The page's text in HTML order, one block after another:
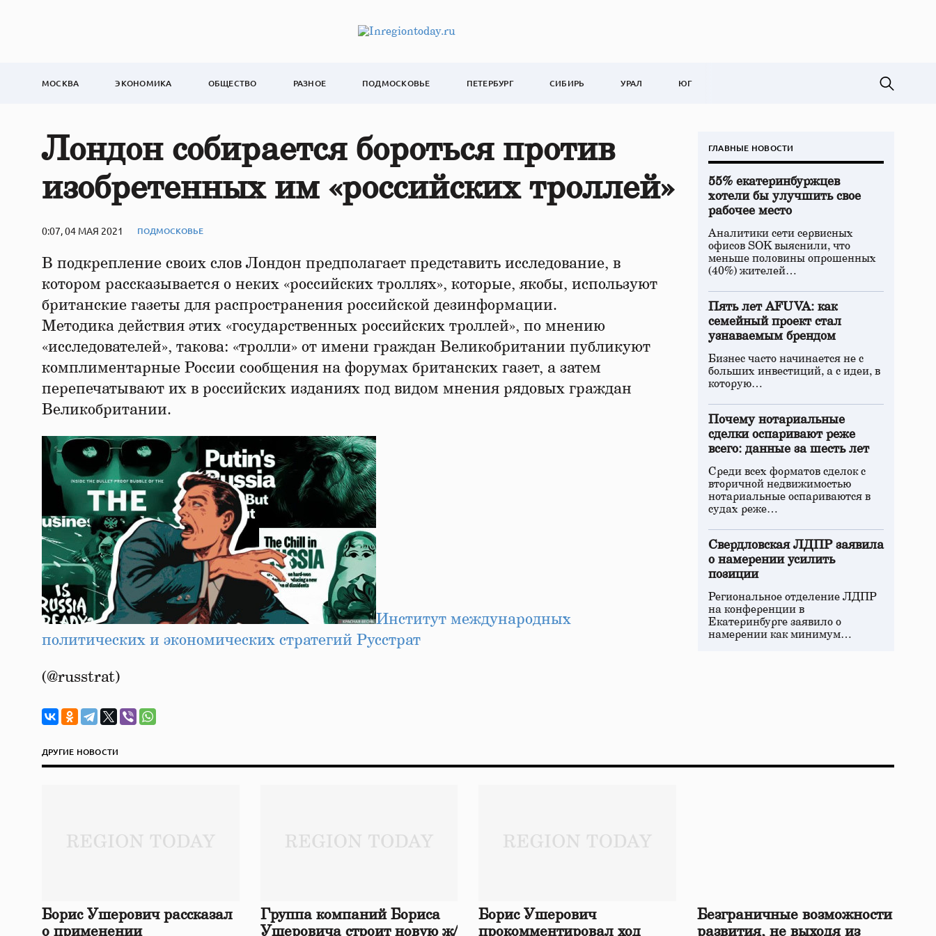
МОСКВА ЭКОНОМИКА ОБЩЕСТВО РАЗНОЕ ПОДМОСКОВЬЕ ПЕТЕРБУРГ СИБИРЬ УРАЛ ЮГ
Лондон собирается бороться против
изобретенных им «российских троллей»
0:07, 04 МАЯ 2021 ПОДМОСКОВЬЕ
В подкрепление своих слов Лондон предполагает представить исследование, в
котором рассказывается о неких «российских троллях», которые, якобы, используют
британские газеты для распространения российской дезинформации.
Методика действия этих «государственных российских троллей», по мнению
«исследователей», такова: «тролли» от имени граждан Великобритании публикуют
комплиментарные России сообщения на форумах британских газет, а затем
перепечатывают их в российских изданиях под видом мнения рядовых граждан
Великобритании.
Институт международных
политических и экономических стратегий Русстрат
(@russtrat)
ГЛАВНЫЕ НОВОСТИ
55% екатеринбуржцев
хотели бы улучшить свое
рабочее место
Аналитики сети сервисных
офисов SOK выяснили, что
меньше половины опрошенных
(40%) жителей…
Пять лет AFUVA: как
семейный проект стал
узнаваемым брендом
Бизнес часто начинается не с
больших инвестиций, а с идеи, в
которую…
Почему нотариальные
сделки оспаривают реже
всего: данные за шесть лет
Среди всех форматов сделок с
вторичной недвижимостью
нотариальные оспариваются в
судах реже…
Свердловская ЛДПР заявила
о намерении усилить
позиции
Региональное отделение ЛДПР
на конференции в
Екатеринбурге заявило о
намерении как минимум…
ДРУГИЕ НОВОСТИ
Борис Ушерович рассказал
о применении
Группа компаний Бориса
Ушеровича строит новую ж/
Борис Ушерович
прокомментировал ход
Безграничные возможности
развития, не выходя из